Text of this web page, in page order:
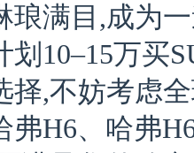
琅满目,成为
划 10–15万买
择,不妨考虑
弗H6、哈弗